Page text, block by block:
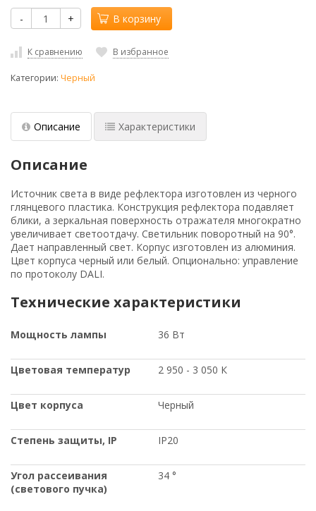
- + В корзину
К сравнению В избранное
Категории: Черный
Описание Характеристики
Описание
Источник света в виде рефлектора изготовлен из черного
глянцевого пластика. Конструкция рефлектора подавляет
блики, а зеркальная поверхность отражателя многократно
увеличивает светоотдачу. Светильник поворотный на 90°.
Дает направленный свет. Корпус изготовлен из алюминия.
Цвет корпуса черный или белый. Опционально: управление
по протоколу DALI.
Технические характеристики
Мощность лампы 36 Вт
Цветовая температур 2 950 - 3 050 К
Цвет корпуса Черный
Степень защиты, IP IP20
Угол рассеивания
(светового пучка)
34 °